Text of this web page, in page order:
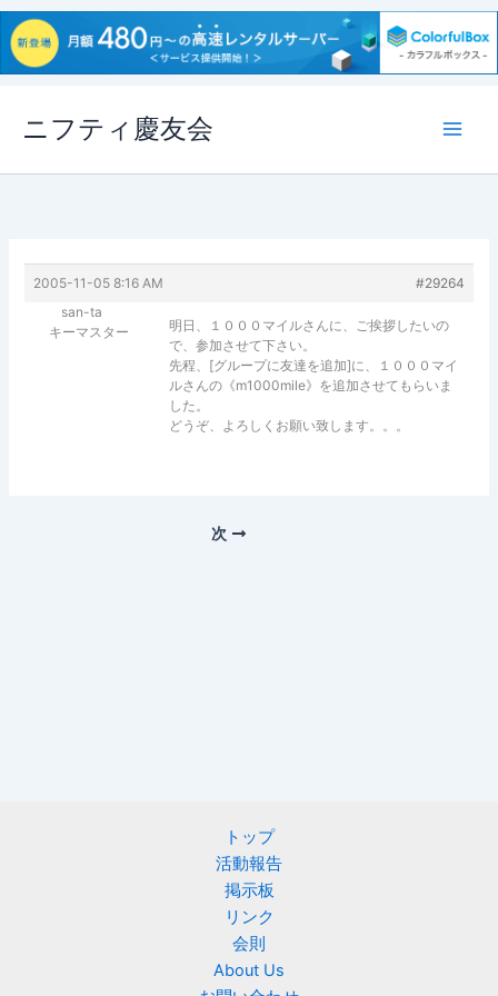
ス
ニフティ慶友会
2005-11-05 8:16 AM
#29264
san-ta
キーマスター
明日、１０００マイルさんに、ご挨拶したいの
で、参加させて下さい。
先程、[グループに友達を追加]に、１０００マイ
ルさんの《m1000mile》を追加させてもらいま
した。
どうぞ、よろしくお願い致します。。。
次
トップ
活動報告
掲示板
リンク
会則
About Us